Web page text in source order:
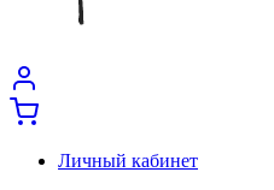
Личный кабинет